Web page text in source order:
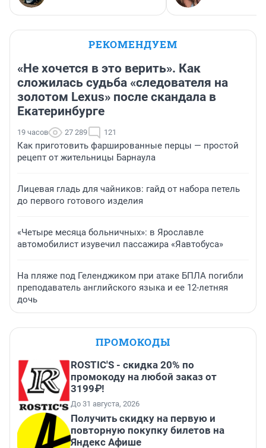
РЕКОМЕНДУЕМ
«Не хочется в это верить». Как
сложилась судьба «следователя на
золотом Lexus» после скандала в
Екатеринбурге
19 часов 27 289 121
Как приготовить фаршированные перцы — простой
рецепт от жительницы Барнаула
Лицевая гладь для чайников: гайд от набора петель
до первого готового изделия
«Четыре месяца больничных»: в Ярославле
автомобилист изувечил пассажира «Яавтобуса»
На пляже под Геленджиком при атаке БПЛА погибли
преподаватель английского языка и ее 12-летняя
дочь
ПРОМОКОДЫ
ROSTIC'S - скидка 20% по
промокоду на любой заказ от
3199₽!
До 31 августа, 2026
Получить скидку на первую и
повторную покупку билетов на
Яндекс Афише